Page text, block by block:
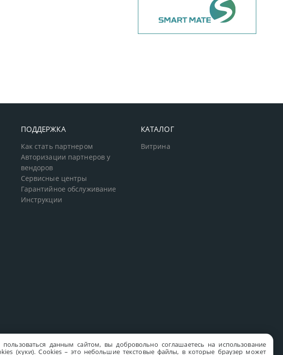
пользоваться данным сайтом, вы добровольно соглашаетесь на использование
(куки). Сookies – это небольшие текстовые файлы, в которые браузер может
ПОДДЕРЖКА
Как стать партнером
Авторизации партнеров у
вендоров
Сервисные центры
Гарантийное обслуживание
Инструкции
КАТАЛОГ
Витрина
Company